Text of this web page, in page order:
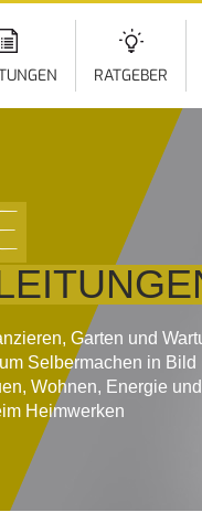
RATGEBER
Garten und
Selbermachen in Bild
Wohnen, Energie
Heimwerken